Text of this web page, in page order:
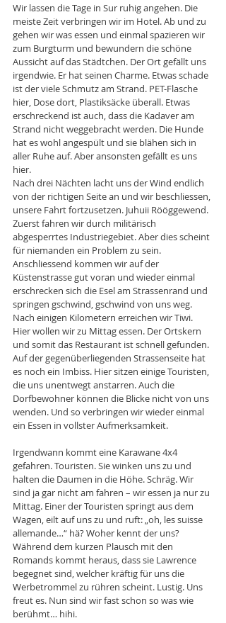
Wir lassen die Tage in Sur ruhig angehen. Die
meiste Zeit verbringen wir im Hotel. Ab und zu
gehen wir was essen und einmal spazieren wir
zum Burgturm und bewundern die schöne
Aussicht auf das Städtchen. Der Ort gefällt uns
irgendwie. Er hat seinen Charme. Etwas schade
ist der viele Schmutz am Strand. PET-Flasche
hier, Dose dort, Plastiksäcke überall. Etwas
erschreckend ist auch, dass die Kadaver am
Strand nicht weggebracht werden. Die Hunde
hat es wohl angespült und sie blähen sich in
aller Ruhe auf. Aber ansonsten gefällt es uns
hier.
Nach drei Nächten lacht uns der Wind endlich
von der richtigen Seite an und wir beschliessen,
unsere Fahrt fortzusetzen. Juhuii Rööggewend.
Zuerst fahren wir durch militärisch
abgesperrtes Industriegebiet. Aber dies scheint
für niemanden ein Problem zu sein.
Anschliessend kommen wir auf der
Küstenstrasse gut voran und wieder einmal
erschrecken sich die Esel am Strassenrand und
springen gschwind, gschwind von uns weg.
Nach einigen Kilometern erreichen wir Tiwi.
Hier wollen wir zu Mittag essen. Der Ortskern
und somit das Restaurant ist schnell gefunden.
Auf der gegenüberliegenden Strassenseite hat
es noch ein Imbiss. Hier sitzen einige Touristen,
die uns unentwegt anstarren. Auch die
Dorfbewohner können die Blicke nicht von uns
wenden. Und so verbringen wir wieder einmal
ein Essen in vollster Aufmerksamkeit.
Irgendwann kommt eine Karawane 4x4
gefahren. Touristen. Sie winken uns zu und
halten die Daumen in die Höhe. Schräg. Wir
sind ja gar nicht am fahren – wir essen ja nur zu
Mittag. Einer der Touristen springt aus dem
Wagen, eilt auf uns zu und ruft: „oh, les suisse
allemande…“ hä? Woher kennt der uns?
Während dem kurzen Plausch mit den
Romands kommt heraus, dass sie Lawrence
begegnet sind, welcher kräftig für uns die
Werbetrommel zu rühren scheint. Lustig. Uns
freut es. Nun sind wir fast schon so was wie
berühmt… hihi.